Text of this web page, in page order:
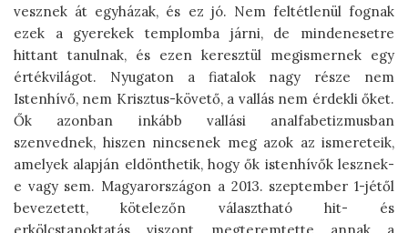
vesznek át egyházak, és ez jó. Nem feltétlenül fognak
ezek a gyerekek templomba járni, de mindenesetre
hittant tanulnak, és ezen keresztül megismernek egy
értékvilágot. Nyugaton a fiatalok nagy része nem
Istenhívő, nem Krisztus-követő, a vallás nem érdekli őket.
Ők azonban inkább vallási analfabetizmusban
szenvednek, hiszen nincsenek meg azok az ismereteik,
amelyek alapján eldönthetik, hogy ők istenhívők lesznek-
e vagy sem. Magyarországon a 2013. szep­tember 1-jétől
bevezetett, kötelezőn választható hit- és